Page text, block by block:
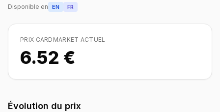
Disponible en EN FR
PRIX CARDMARKET ACTUEL
6.52 €
Évolution du prix